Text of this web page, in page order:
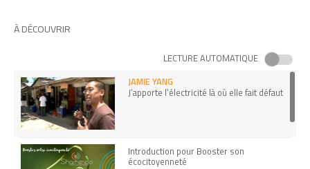
À DÉCOUVRIR
LECTURE AUTOMATIQUE
JAMIE YANG
J’apporte l’électricité là où elle fait défaut
Introduction pour Booster son
écocitoyenneté